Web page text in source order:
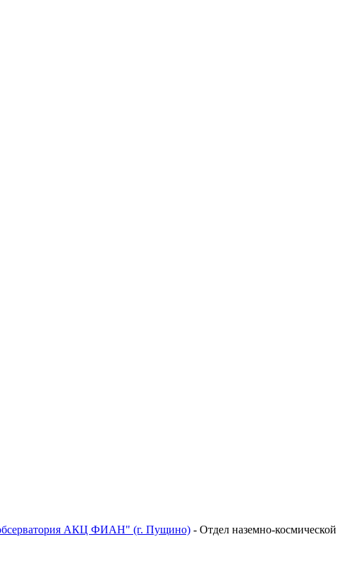
АКЦ ФИАН" (г. Пущино) - Отдел наземно-космической